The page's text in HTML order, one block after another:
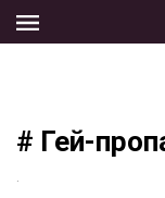
the
# Гей-